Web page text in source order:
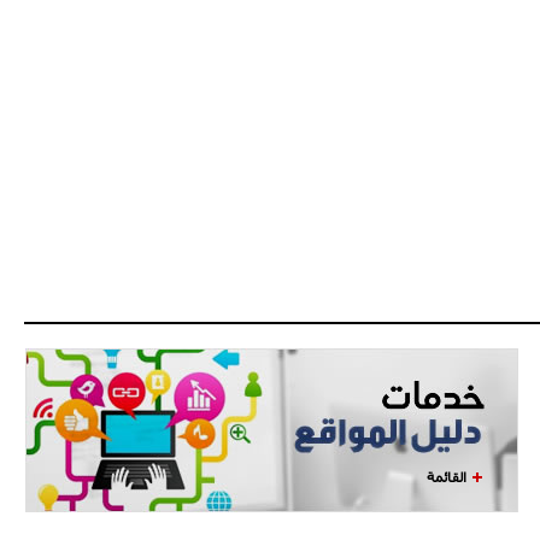
أنشيلوتي يصر على جلب كيليني
وقدوم الإيطالي يقترب
القائمة